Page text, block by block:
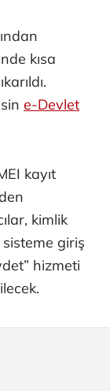
kısa
e-Devlet
kayıt
kimlik
giriş
hizmeti